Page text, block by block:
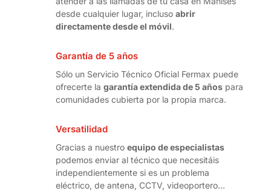
desde cualquier lugar, incluso abrir
directamente desde el móvil.
Garantía de 5 años
Sólo un Servicio Técnico Oficial Fermax puede
ofrecerte la garantía extendida de 5 añospara
comunidades cubierta por la propia marca.
Versatilidad
Gracias a nuestro equipo de especialistas
podemos enviar al técnico que necesitáis
independientemente si es un problema
eléctrico, de antena, CCTV, videoportero…